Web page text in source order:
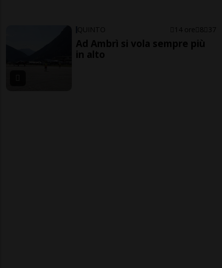
QUINTO 14 ore 8 37
Ad Ambrì si vola sempre più
in alto